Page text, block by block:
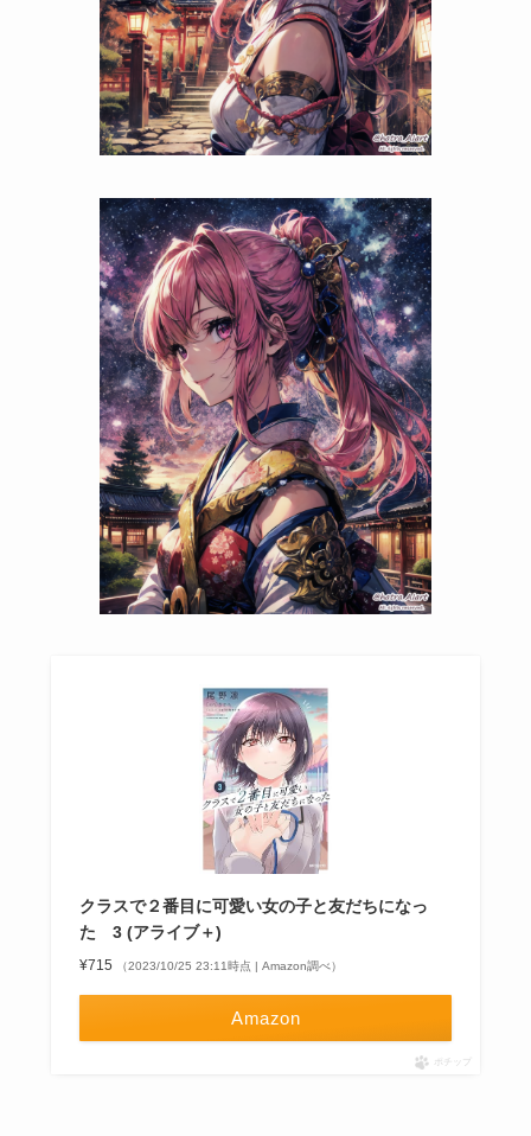
クラスで２番目に可愛い女の子と友だちになっ
た 3 (アライブ＋)
¥715 （2023/10/25 23:11時点 | Amazon調べ）
Amazon
ポチップ